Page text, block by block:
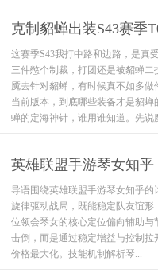
克制貂蝉出装S43赛季
这赛季S43我打中路和边路，是真
三件憋个制裁，打团还是被貂蝉
魇去针对貂蝉，有时候真不如多
当前版本，到底哪些装备才是貂
蝉的定海神针，谁用谁知道。先说
英雄联盟手游琴女知乎
导语围绕英雄联盟手游琴女知乎
旋律驱动战局，既能稳定队友谊
位领会琴女的核心定位偏向辅助
击倒，而是通过稳定增益与控制
价格最大化。技能机制解析琴...